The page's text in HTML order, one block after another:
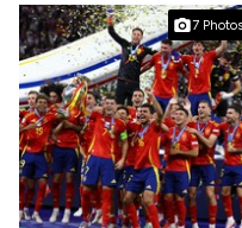
7 Photos